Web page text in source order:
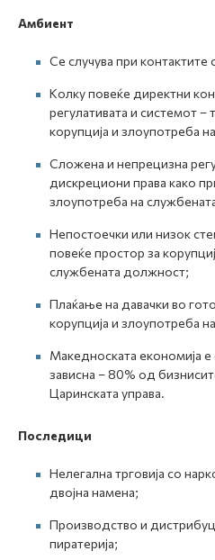
Амбиент
Се случува при
Колку повеќе директни
регулативата и системот
корупција и злоупотреба
Сложена и непрецизна
дискрециони права како
злоупотреба на
Непостоечки или низок
повеќе простор за
службената должност;
Плаќање на давачки во
корупција и злоупотреба
Македноската економија
зависна – 80% од
Царинската управа.
Последици
Нелегална трговија со
двојна намена;
Производство и
пиратерија;